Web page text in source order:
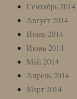
Сентябрь 2014
Август 2014
Июль 2014
Июнь 2014
Май 2014
Апрель 2014
Март 2014